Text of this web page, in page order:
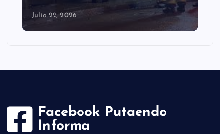
Julio 22, 2026
Facebook Putaendo
Informa